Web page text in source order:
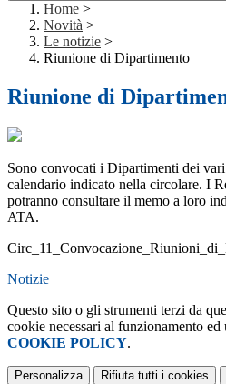
Home >
Novità >
Le notizie >
Riunione di Dipartimento
Riunione di
Sono convocati i Dipartimenti dei
calendario indicato nella circolare. I
potranno consultare il memo a loro
ATA.
Notizie
Questo sito o gli strumenti terzi da
cookie necessari al funzionamento
COOKIE POLICY.
Personalizza Rifiuta tutti i cookies